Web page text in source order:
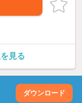
見る
ダウンロード